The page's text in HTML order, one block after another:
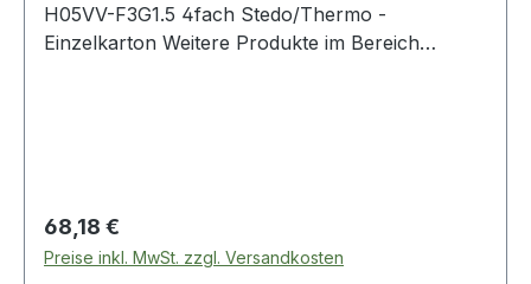
H05VV-F3G1.5 4fach Stedo/Thermo -
Einzelkarton Weitere Produkte im Bereich
Regulärer Preis:
68,18 €
Preise inkl. MwSt. zzgl. Versandkosten